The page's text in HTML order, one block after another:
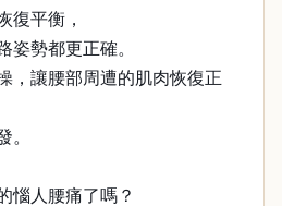
復平衡，
姿勢都更正確。
，讓腰部周遭的肌肉恢復正
。
惱人腰痛了嗎？